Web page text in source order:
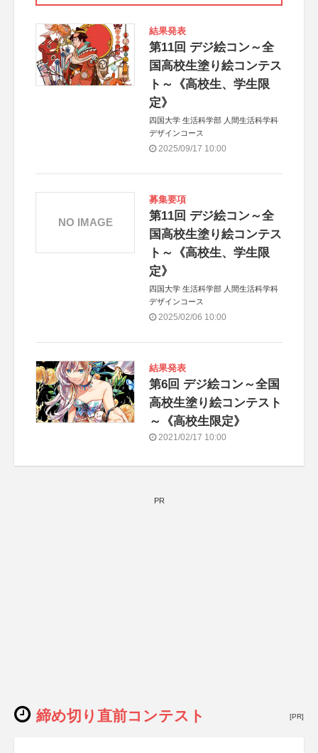
結果発表
第11回 デジ絵コン～全
国高校生塗り絵コンテス
ト～《高校生、学生限
定》
四国大学 生活科学部 人間生活科学科
デザインコース
2025/09/17 10:00
募集要項
第11回 デジ絵コン～全
国高校生塗り絵コンテス
ト～《高校生、学生限
定》
四国大学 生活科学部 人間生活科学科
デザインコース
2025/02/06 10:00
NO IMAGE
結果発表
第6回 デジ絵コン～全国
高校生塗り絵コンテスト
～《高校生限定》
2021/02/17 10:00
PR
締め切り直前コンテスト [PR]